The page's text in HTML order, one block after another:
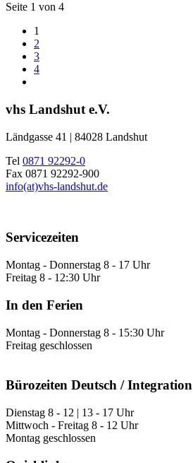
Seite 1 von 4
1
2
3
4
vhs Landshut e.V.
Ländgasse 41 | 84028 Landshut
Tel 0871 92292-0
Fax 0871 92292-900
info(at)vhs-landshut.de
Servicezeiten
Montag - Donnerstag 8 - 17 Uhr
Freitag 8 - 12:30 Uhr
In den Ferien
Montag - Donnerstag 8 - 15:30 Uhr
Freitag geschlossen
Bürozeiten Deutsch / Integration
Dienstag 8 - 12 | 13 - 17 Uhr
Mittwoch - Freitag 8 - 12 Uhr
Montag geschlossen